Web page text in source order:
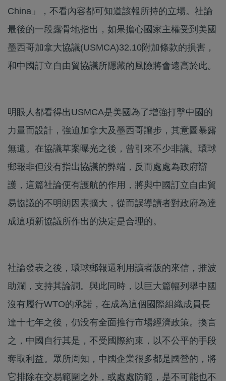
China」，不看內容都可知道該報所持的立場。社論
最後的一段露骨地指出，如果擔心國家主權受到美國
墨西哥加拿大協議(USMCA)32.10附加條款的損害，
和中國訂立自由貿協議所隱藏的風險將會遠高於此。
明眼人都看得出USMCA是美國為了增強打擊中國的
力量而設計，強迫加拿大及墨西哥讓步，其意圖暴露
無遺。在協議草案曝光之後，曾引來不少非議。環球
郵報非但没有指出協議的弊端，反而處處為政府辯
護，這篇社論便有護航的作用，將與中國訂立自由貿
易協議的不明朗因素擴大，從而誤導讀者對政府為達
成這項新協議所作出的決定是合理的。
社論發表之後，環球郵報還利用讀者版的來信，推波
助瀾，支持其論調。與此同時，以巨大篇幅列舉中國
沒有履行WTO的承諾，在成為這個國際組織成員長
達十七年之後，仍没有全面推行市場經濟政策。換言
之，中國自行其是，不受國際約束，以不公平的手段
奪取利益。眾所周知，中國企業很多都是國營的，將
它排除在交易範圍之外，或處處防範，是不可能也不